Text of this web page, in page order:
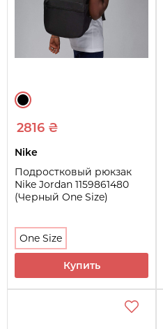
2816 ₴
Nike
Подростковый рюкзак
Nike Jordan 1159861480
(Черный One Size)
One Size
Купить